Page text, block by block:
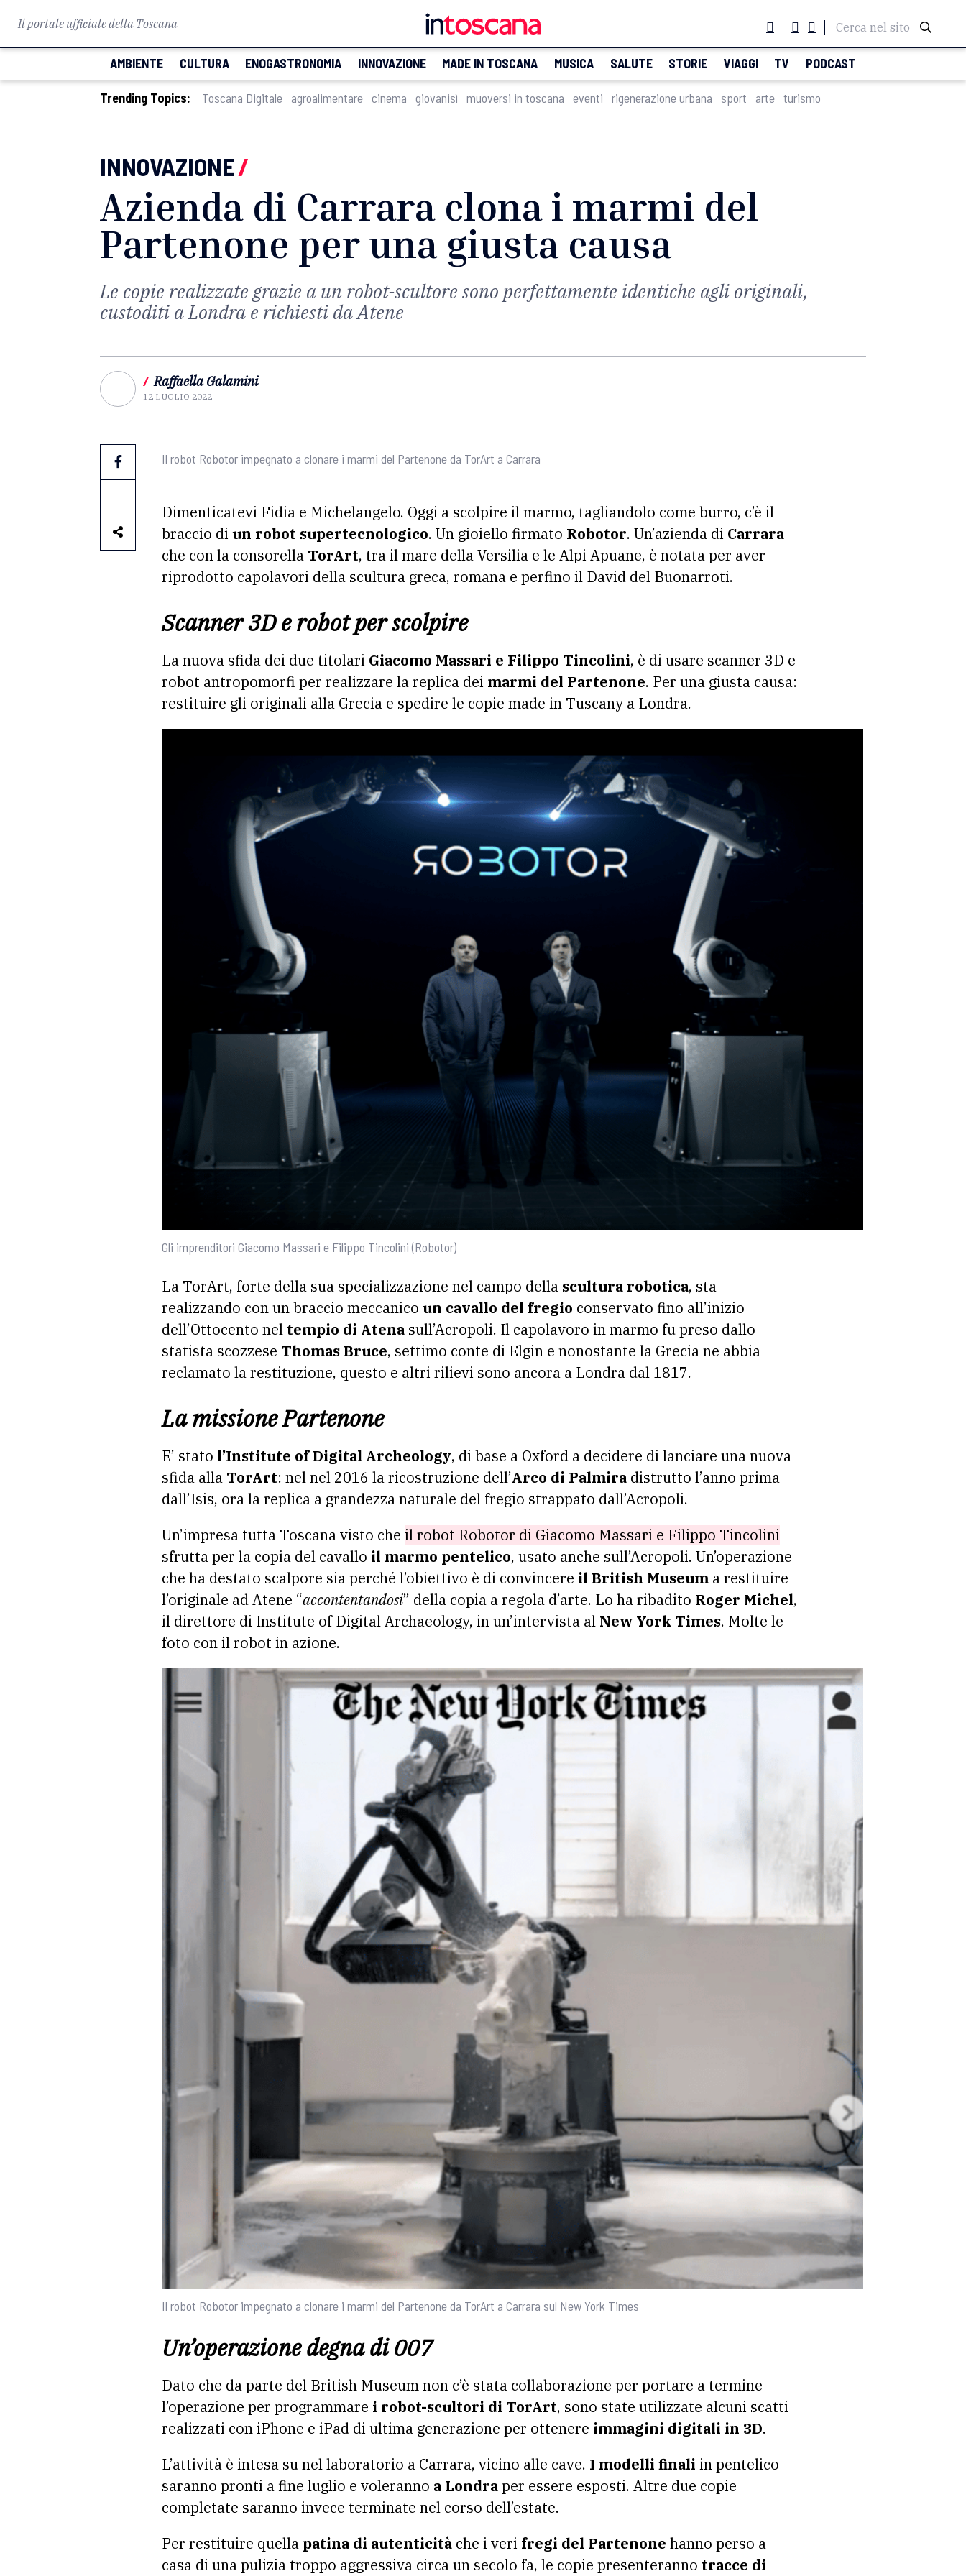
Il portale ufficiale della Toscana Cerca nel sito
AMBIENTE CULTURA ENOGASTRONOMIA INNOVAZIONE MADE IN TOSCANA MUSICA SALUTE STORIE VIAGGI TV PODCAST
Trending Topics: Toscana Digitale agroalimentare cinema giovanisì muoversi in toscana eventi rigenerazione urbana sport arte turismo
INNOVAZIONE/
Azienda di Carrara clona i marmi del
Partenone per una giusta causa
Le copie realizzate grazie a un robot-scultore sono perfettamente identiche agli originali,
custoditi a Londra e richiesti da Atene
/ Raffaella Galamini
12 LUGLIO 2022
Il robot Robotor impegnato a clonare i marmi del Partenone da TorArt a Carrara
Dimenticatevi Fidia e Michelangelo. Oggi a scolpire il marmo, tagliandolo come burro, c’è il
braccio di un robot supertecnologico. Un gioiello firmato Robotor. Un’azienda di Carrara
che con la consorella TorArt, tra il mare della Versilia e le Alpi Apuane, è notata per aver
riprodotto capolavori della scultura greca, romana e perfino il David del Buonarroti.
Scanner 3D e robot per scolpire
La nuova sfida dei due titolari Giacomo Massari e Filippo Tincolini, è di usare scanner 3D e
robot antropomorfi per realizzare la replica dei marmi del Partenone. Per una giusta causa:
restituire gli originali alla Grecia e spedire le copie made in Tuscany a Londra.
Gli imprenditori Giacomo Massari e Filippo Tincolini (Robotor)
La TorArt, forte della sua specializzazione nel campo della scultura robotica, sta
realizzando con un braccio meccanico un cavallo del fregio conservato fino all’inizio
dell’Ottocento nel tempio di Atena sull’Acropoli. Il capolavoro in marmo fu preso dallo
statista scozzese Thomas Bruce, settimo conte di Elgin e nonostante la Grecia ne abbia
reclamato la restituzione, questo e altri rilievi sono ancora a Londra dal 1817.
La missione Partenone
E’ stato l’Institute of Digital Archeology, di base a Oxford a decidere di lanciare una nuova
sfida alla TorArt: nel nel 2016 la ricostruzione dell’Arco di Palmira distrutto l’anno prima
dall’Isis, ora la replica a grandezza naturale del fregio strappato dall’Acropoli.
Un’impresa tutta Toscana visto che il robot Robotor di Giacomo Massari e Filippo Tincolini
sfrutta per la copia del cavallo il marmo pentelico, usato anche sull’Acropoli. Un’operazione
che ha destato scalpore sia perché l’obiettivo è di convincere il British Museum a restituire
l’originale ad Atene “accontentandosi” della copia a regola d’arte. Lo ha ribadito Roger Michel,
il direttore di Institute of Digital Archaeology, in un’intervista al New York Times. Molte le
foto con il robot in azione.
Il robot Robotor impegnato a clonare i marmi del Partenone da TorArt a Carrara sul New York Times
Un’operazione degna di 007
Dato che da parte del British Museum non c’è stata collaborazione per portare a termine
l’operazione per programmare i robot-scultori di TorArt, sono state utilizzate alcuni scatti
realizzati con iPhone e iPad di ultima generazione per ottenere immagini digitali in 3D.
L’attività è intesa su nel laboratorio a Carrara, vicino alle cave. I modelli finali in pentelico
saranno pronti a fine luglio e voleranno a Londraper essere esposti. Altre due copie
completate saranno invece terminate nel corso dell’estate.
Per restituire quella patina di autenticità che i veri fregi del Partenone hanno perso a
casa di una pulizia troppo aggressiva circa un secolo fa, le copie presenteranno tracce di